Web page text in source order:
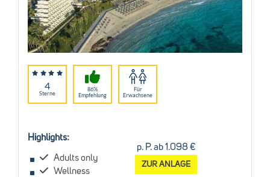
4
Sterne
86%
Empfehlung
Für
Erwachsene
Highlights:
Adults only
Wellness
p. P. ab 1.098 €
ZUR ANLAGE